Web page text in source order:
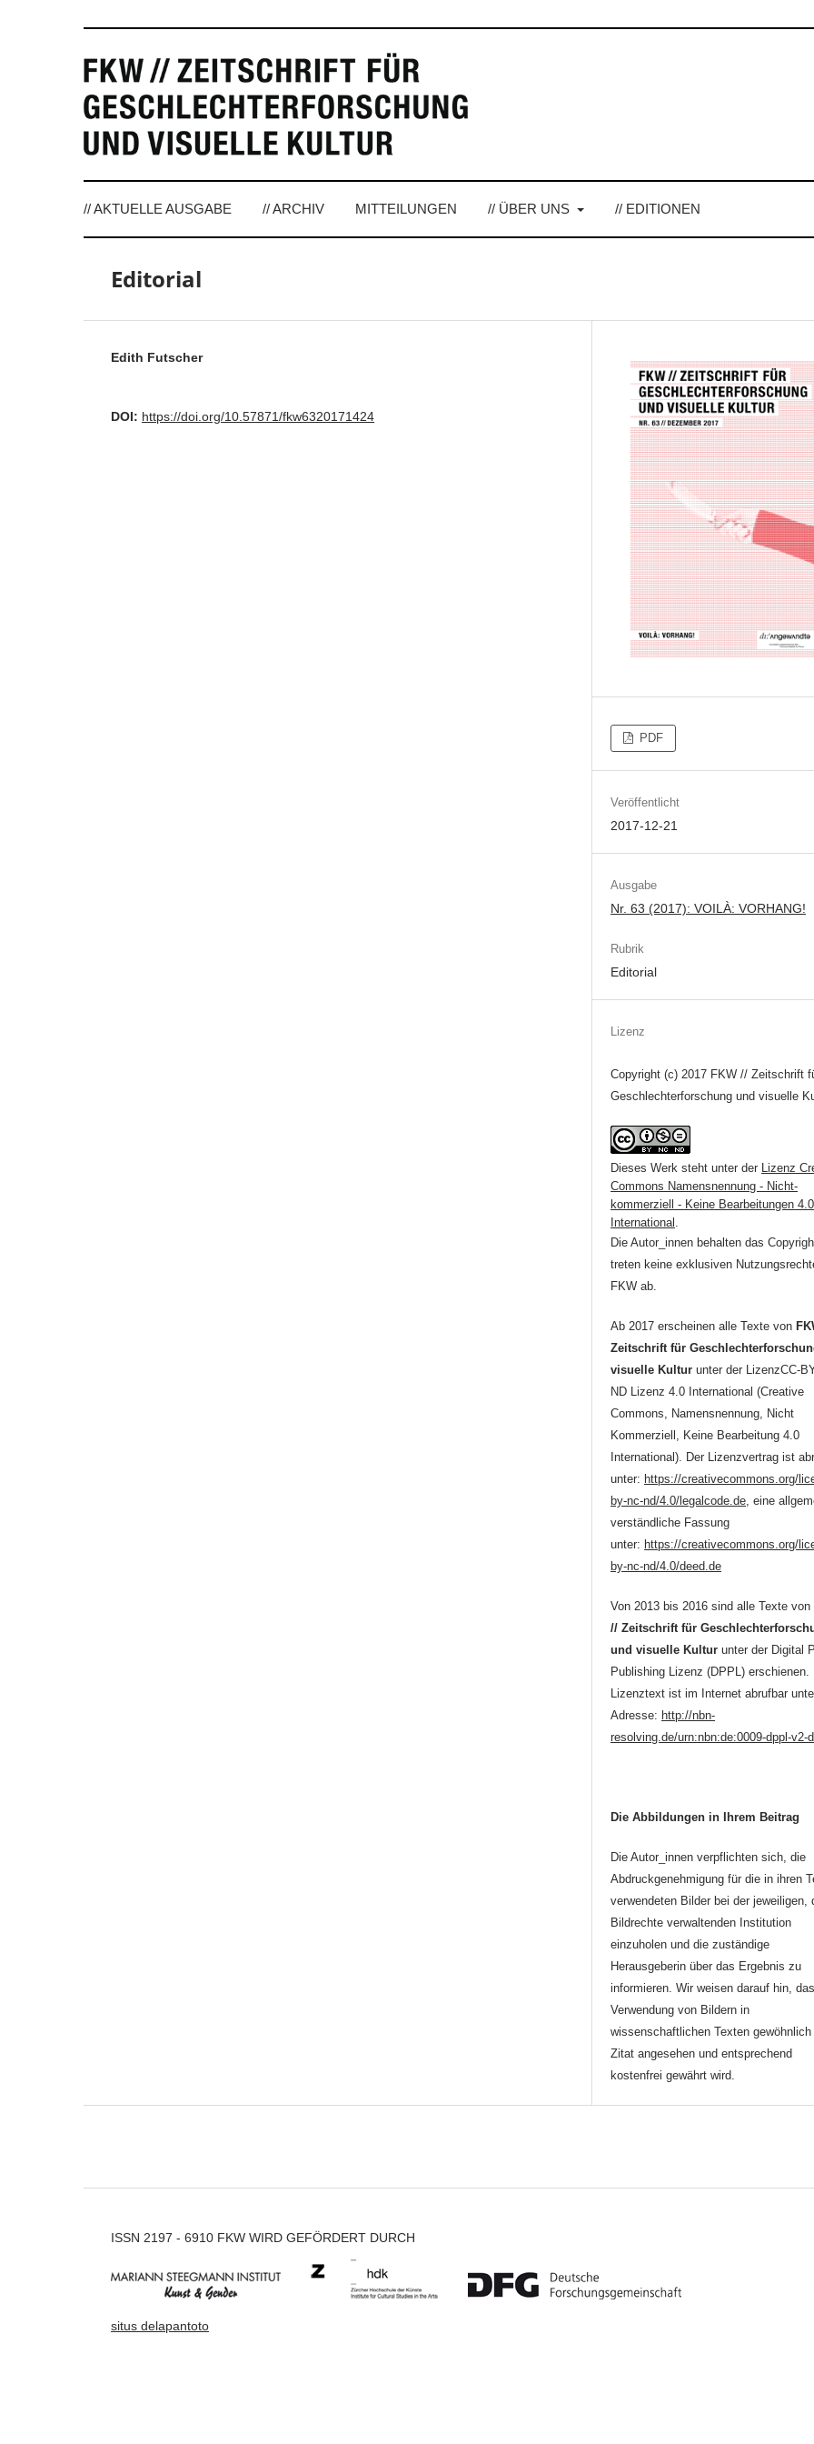
// AKTUELLE AUSGABE // ARCHIV MITTEILUNGEN // ÜBER UNS // EDITIONEN
Editorial
Edith Futscher
DOI: https://doi.org/10.57871/fkw6320171424
PDF
Veröffentlicht
2017-12-21
Ausgabe
Nr. 63 (2017): VOILÀ: VORHANG!
Rubrik
Editorial
Lizenz
Copyright (c) 2017 FKW // Zeitschrift
Geschlechterforschung und visuelle
Dieses Werk steht unter der
Lizenz
Commons Namensnennung - Nicht-
kommerziell - Keine Bearbeitungen 4.0
International
Die Autor_innen behalten das
treten keine exklusiven
FKW ab.
Ab 2017 erscheinen alle Texte von
Zeitschrift für
visuelle Kultur unter der LizenzCC-
ND Lizenz 4.0 International (Creative
Commons, Namensnennung, Nicht
Kommerziell, Keine Bearbeitung 4.0
International). Der Lizenzvertrag ist
unter: https://creativecommons.org/
by-nc-nd/4.0/legalcode.de , eine
verständliche Fassung
unter: https://creativecommons.org/
by-nc-nd/4.0/deed.de
Von 2013 bis 2016 sind alle Texte von
// Zeitschrift für
und visuelle Kultur unter der Digital
Publishing Lizenz (DPPL) erschienen.
Lizenztext ist im Internet abrufbar
Adresse: http://nbn-
resolving.de/urn:nbn:de:0009-dppl-v2-
Die Abbildungen in Ihrem Beitrag
Die Autor_innen verpflichten sich, die
Abdruckgenehmigung für die in ihren
verwendeten Bilder bei der jeweiligen,
Bildrechte verwaltenden Institution
einzuholen und die zuständige
Herausgeberin über das Ergebnis zu
informieren. Wir weisen darauf hin,
Verwendung von Bildern in
wissenschaftlichen Texten gewöhnlich
Zitat angesehen und entsprechend
kostenfrei gewährt wird.
ISSN 2197 - 6910 FKW WIRD GEFÖRDERT DURCH
situs delapantoto